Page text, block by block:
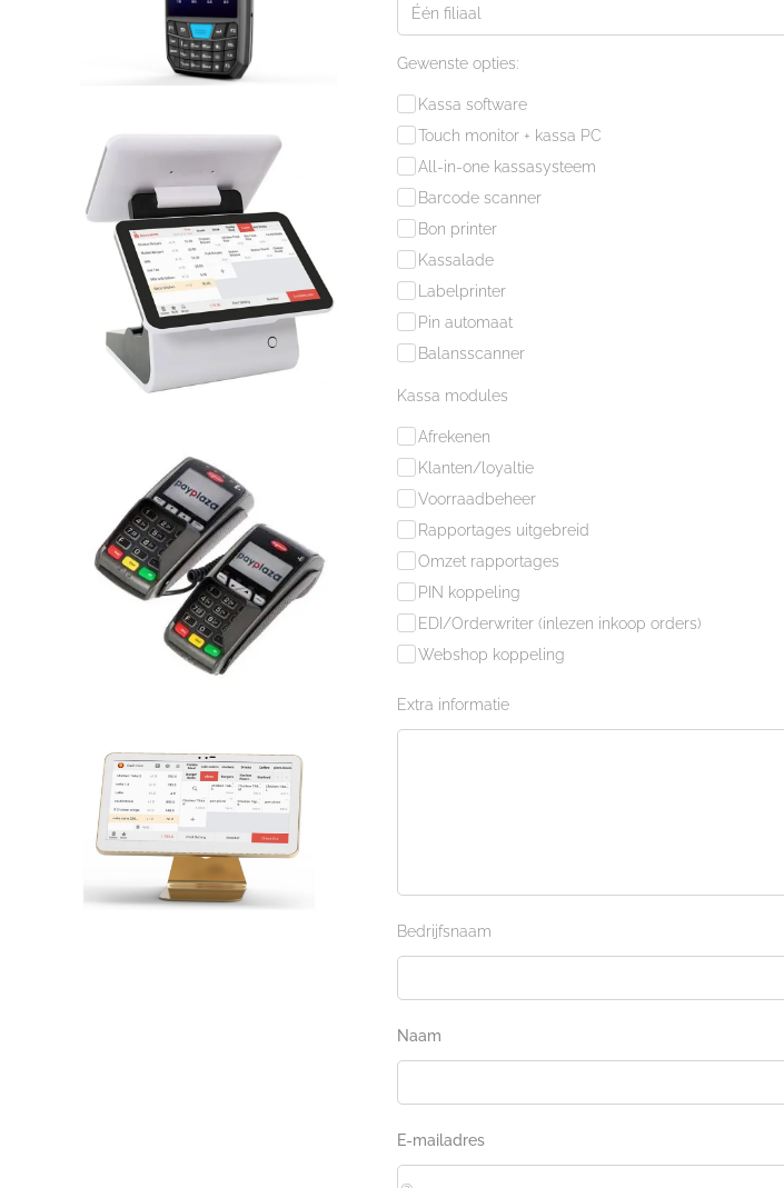
Gewenste opties:
Kassa software
Touch monitor + kassa PC
All-in-one kassasysteem
Barcode scanner
Bon printer
Kassalade
Labelprinter
Pin automaat
Balansscanner
Kassa modules
Afrekenen
Klanten/loyaltie
Voorraadbeheer
Rapportages uitgebreid
Omzet rapportages
PIN koppeling
EDI/Orderwriter (inlezen inkoop orders)
Webshop koppeling
Extra informatie
Bedrijfsnaam
Naam
E-mailadres